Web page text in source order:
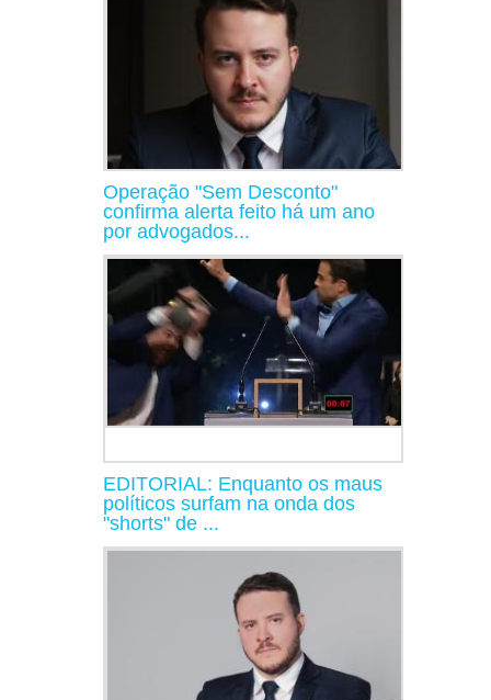
Operação "Sem Desconto"
confirma alerta feito há um ano
por advogados...
EDITORIAL: Enquanto os maus
políticos surfam na onda dos
"shorts" de ...